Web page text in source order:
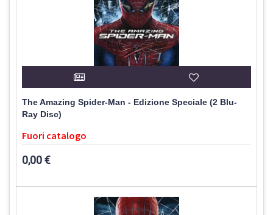
The Amazing Spider-Man - Edizione Speciale (2 Blu-
Ray Disc)
Fuori catalogo
0,00 €